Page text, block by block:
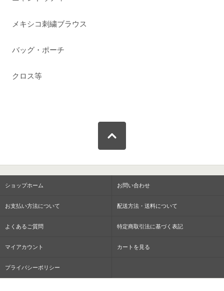
メキシコ刺繍ブラウス
バッグ・ポーチ
クロス等
ショップホーム お問い合わせ
お支払い方法について 配送方法・送料について
よくあるご質問 特定商取引法に基づく表記
マイアカウント カートを見る
プライバシーポリシー